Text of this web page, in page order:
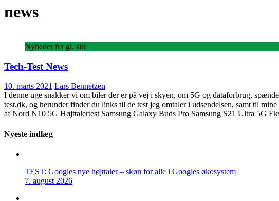
news
Nyheder fra gl. site
Tech-Test News
10. marts 2021 Lars Bennetzen
I denne uge snakker vi om biler der er på vej i skyen, om 5G og dataforbrug,
test.dk, og herunder finder du links til de test jeg omtaler i udsendelsen, samt til
af Nord N10 5G Højttalertest Samsung Galaxy Buds Pro Samsung S21 Ultra 5G
Nyeste indlæg
TEST: Googles nye højttaler – skøn for alle i Googles økosystem
7. august 2026